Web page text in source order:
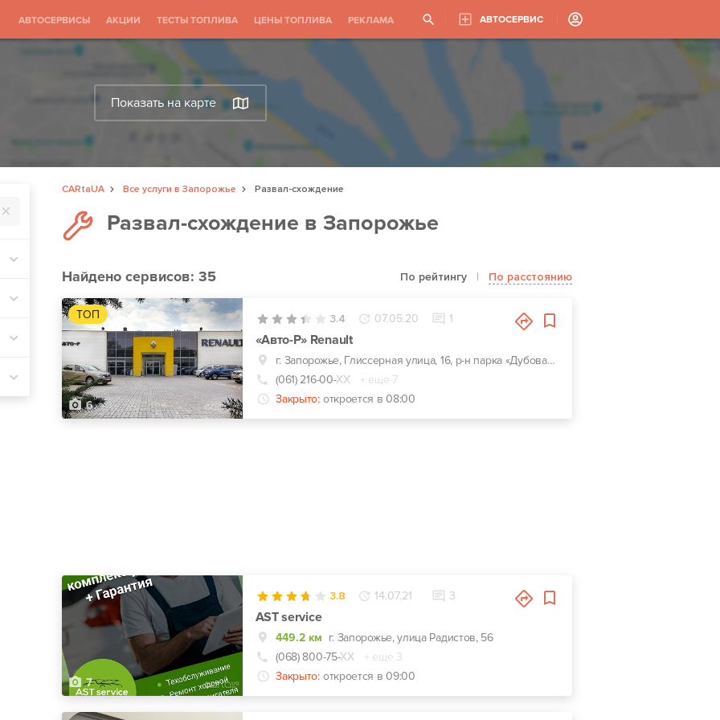
АВТОСЕРВИСЫ АКЦИИ ТЕСТЫ ТОПЛИВА ЦЕНЫ ТОПЛИВА РЕКЛАМА АВТОСЕРВИС
Показать на карте
CARtaUA Все услуги в Запорожье
Развал-схождение
Развал-схождение в Запорожье
Найденосервисов: 35 По рейтингу | По расстоянию
ТОП
6
3.4 07.05.20 1
«Авто-Р» Renault
г. Запорожье, Глиссерная улица, 16, р-н парка «Дубовая роща»
(061) 216-00-ХХ
+ еще 7
Закрыто: откроется в 08:00
7
3.8 14.07.21 3
AST service
449.2 км г. Запорожье, улица Радистов, 56
(068) 800-75-ХХ
+ еще 3
Закрыто: откроется в 09:00